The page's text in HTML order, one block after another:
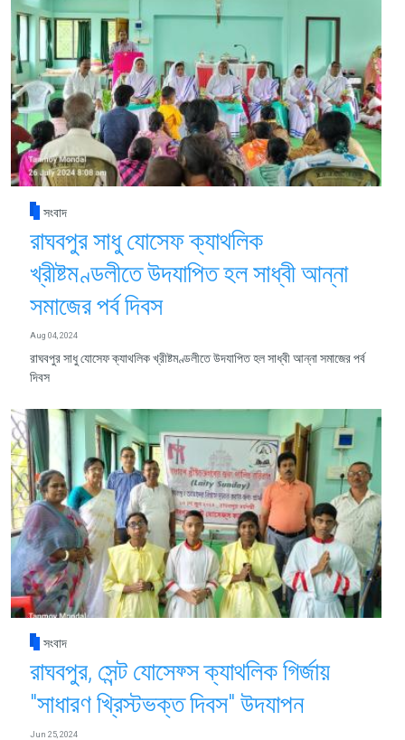
সংবাদ
রাঘবপুর সাধু যোসেফ ক্যাথলিক
খ্রীষ্টমণ্ডলীতে উদযাপিত হল সাধ্বী আন্না
সমাজের পর্ব দিবস
Aug 04, 2024
রাঘবপুর সাধু যোসেফ ক্যাথলিক খ্রীষ্টমণ্ডলীতে উদযাপিত হল সাধ্বী আন্না সমাজের পর্ব
দিবস
সংবাদ
রাঘবপুর, সেন্ট যোসেফ্স ক্যাথলিক গির্জায়
"সাধারণ খ্রিস্টভক্ত দিবস" উদযাপন
Jun 25, 2024